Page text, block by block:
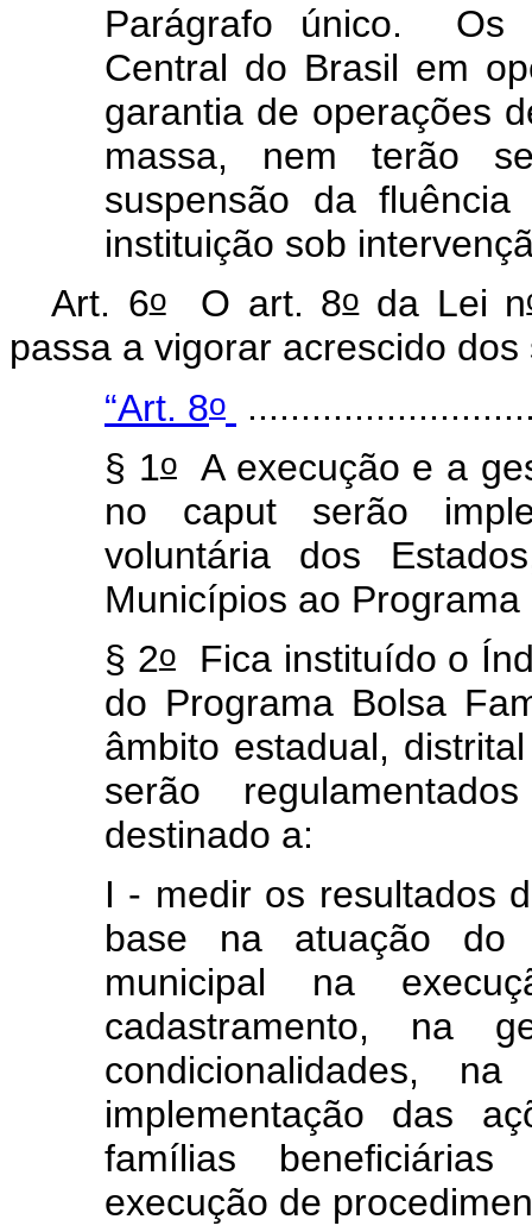
Parágrafo único. Os
Central do Brasil em
garantia de operações
massa, nem terão
suspensão da
instituição sob
Art. 6oO art. 8oda Lei n
passa a vigorar acrescido
“Art. 8o
§ 1oA execução e a
no caput serão
voluntária dos
Municípios ao
§ 2o Fica instituído o
do Programa Bolsa
âmbito estadual,
serão
destinado a:
I - medir os resultados
base na atuação do
municipal na
cadastramento, na
condicionalidades,
implementação das
famílias
execução de